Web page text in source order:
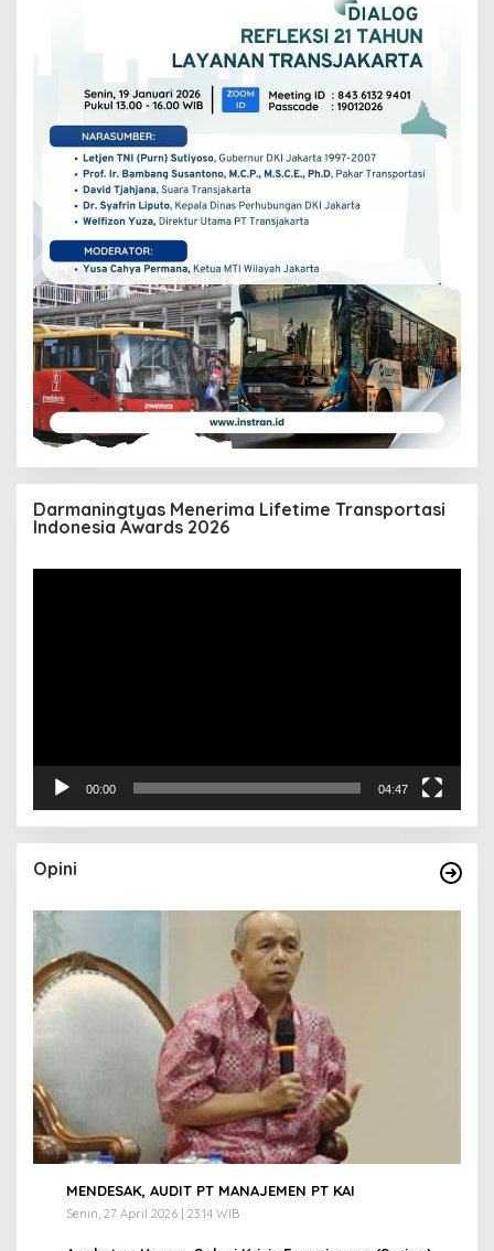
Darmaningtyas Menerima Lifetime Transportasi
Indonesia Awards 2026
00:00 04:47
Opini
MENDESAK, AUDIT PT MANAJEMEN PT KAI
Senin, 27 April 2026 | 23:14 WIB